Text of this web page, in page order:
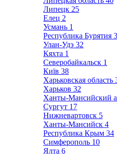
Липецк 25
Елец 2
Усмань 1
Республика Бурятия
Улан-Удэ 32
Кяхта 1
Северобайкальск 1
Київ 38
Харьковская область
Харьков 32
Ханты-Мансийский
Сургут 17
Нижневартовск 5
Ханты-Мансийск 4
Республика Крым 34
Симферополь 10
Ялта 6